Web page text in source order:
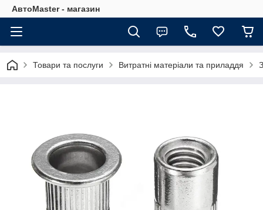
АвтоMaster - магазин
Товари та послуги Витратні матеріали та приладдя